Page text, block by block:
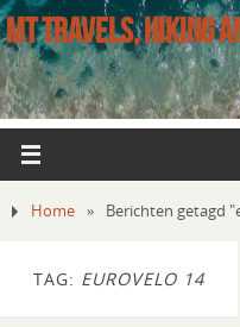
MT TRAVELS, HIKING
Home » Berichten getagd
TAG: EUROVELO 14